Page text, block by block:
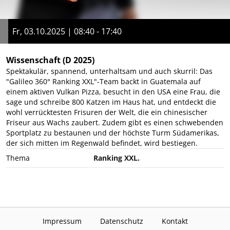
Fr, 03.10.2025 | 08:40 - 17:40
Wissenschaft(D 2025)
Spektakulär, spannend, unterhaltsam und auch skurril: Das
"Galileo 360° Ranking XXL"-Team backt in Guatemala auf
einem aktiven Vulkan Pizza, besucht in den USA eine Frau, die
sage und schreibe 800 Katzen im Haus hat, und entdeckt die
wohl verrücktesten Frisuren der Welt, die ein chinesischer
Friseur aus Wachs zaubert. Zudem gibt es einen schwebenden
Sportplatz zu bestaunen und der höchste Turm Südamerikas,
der sich mitten im Regenwald befindet, wird bestiegen.
Thema
Ranking XXL.
Impressum Datenschutz Kontakt